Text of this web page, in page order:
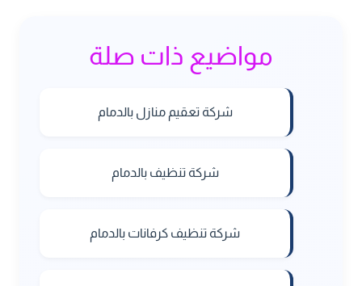
مواضيع ذات صلة
شركة تعقيم منازل بالدمام
شركة تنظيف بالدمام
شركة تنظيف كرفانات بالدمام